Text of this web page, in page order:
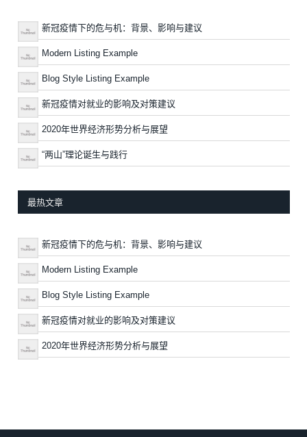
新冠疫情下的危与机：背景、影响与建议
Modern Listing Example
Blog Style Listing Example
新冠疫情对就业的影响及对策建议
2020年世界经济形势分析与展望
“两山”理论诞生与践行
最热文章
新冠疫情下的危与机：背景、影响与建议
Modern Listing Example
Blog Style Listing Example
新冠疫情对就业的影响及对策建议
2020年世界经济形势分析与展望